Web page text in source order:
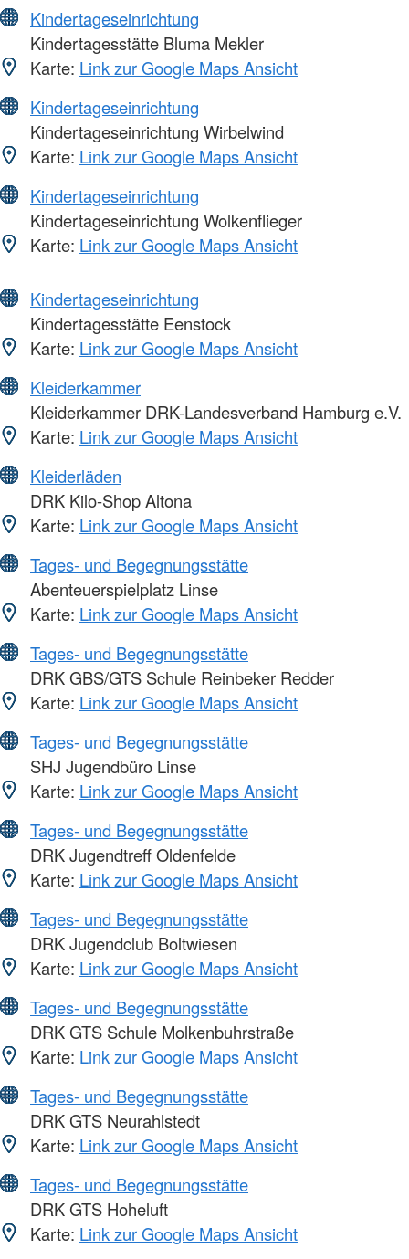
Kindertageseinrichtung
Kindertagesstätte Bluma Mekler
Karte: Link zur Google Maps Ansicht
Kindertageseinrichtung
Kindertageseinrichtung Wirbelwind
Karte: Link zur Google Maps Ansicht
Kindertageseinrichtung
Kindertageseinrichtung Wolkenflieger
Karte: Link zur Google Maps Ansicht
Kindertageseinrichtung
Kindertagesstätte Eenstock
Karte: Link zur Google Maps Ansicht
Kleiderkammer
Kleiderkammer DRK-Landesverband Hamburg e.V.
Karte: Link zur Google Maps Ansicht
Kleiderläden
DRK Kilo-Shop Altona
Karte: Link zur Google Maps Ansicht
Tages- und Begegnungsstätte
Abenteuerspielplatz Linse
Karte: Link zur Google Maps Ansicht
Tages- und Begegnungsstätte
DRK GBS/GTS Schule Reinbeker Redder
Karte: Link zur Google Maps Ansicht
Tages- und Begegnungsstätte
SHJ Jugendbüro Linse
Karte: Link zur Google Maps Ansicht
Tages- und Begegnungsstätte
DRK Jugendtreff Oldenfelde
Karte: Link zur Google Maps Ansicht
Tages- und Begegnungsstätte
DRK Jugendclub Boltwiesen
Karte: Link zur Google Maps Ansicht
Tages- und Begegnungsstätte
DRK GTS Schule Molkenbuhrstraße
Karte: Link zur Google Maps Ansicht
Tages- und Begegnungsstätte
DRK GTS Neurahlstedt
Karte: Link zur Google Maps Ansicht
Tages- und Begegnungsstätte
DRK GTS Hoheluft
Karte: Link zur Google Maps Ansicht